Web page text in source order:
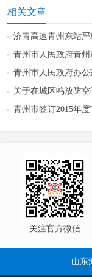
相关文章
济青高速青州东站
青州市人民政府青
青州市人民政府办
关于在城区鸣放防
青州市签订2015年
关注官方微信
山东